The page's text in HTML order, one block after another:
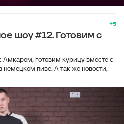
+5
шоу #12. Готовим с
готовим курицу вместе с
пиве. А так же новости,